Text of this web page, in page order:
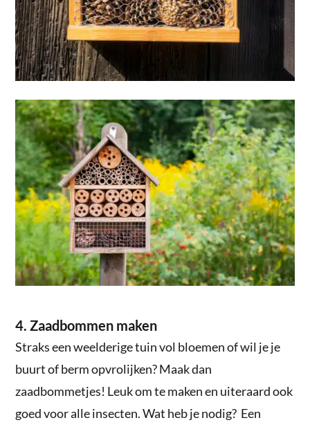
4. Zaadbommen maken
Straks een weelderige tuin vol bloemen of wil je je
buurt of berm opvrolijken? Maak dan
zaadbommetjes! Leuk om te maken en uiteraard ook
goed voor alle insecten. Wat heb je nodig? Een